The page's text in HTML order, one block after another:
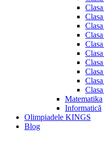
Matematika
Informatică
Olimpiadele KINGS
Blog